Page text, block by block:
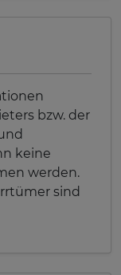
bzw. der
keine
werden.
sind